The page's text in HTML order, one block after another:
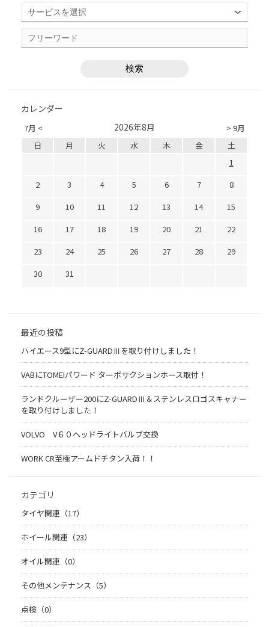
カレンダー
7月 < > 9月
2026年8月
日 月 火 水 木 金
土
1
2
3 4 5 6 7
8
9
10 11 12 13 14
15
16
17 18 19 20 21
22
23
24 25 26 27 28
29
30
31
最近の投稿
ハイエース9型にZ-GUARDⅢを取り付けしました！
VABにTOMEIパワード ターボサクションホース取付！
ランドクルーザー200にZ-GUARDⅢ＆ステンレスロゴスキャナー
を取り付けしました！
VOLVO V６０ヘッドライトバルブ交換
WORK CR至極アームドチタン入荷！！
カテゴリ
タイヤ関連（17）
ホイール関連（23）
オイル関連（0）
その他メンテナンス（5）
点検（0）